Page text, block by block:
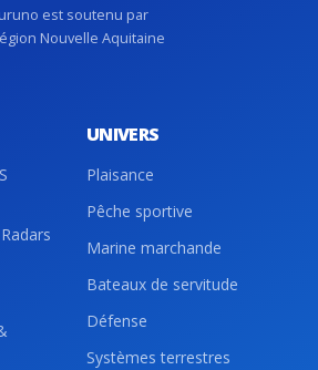
est soutenu par
Nouvelle Aquitaine
UNIVERS
Plaisance
Pêche sportive
Marine marchande
Bateaux de servitude
Défense
Systèmes terrestres